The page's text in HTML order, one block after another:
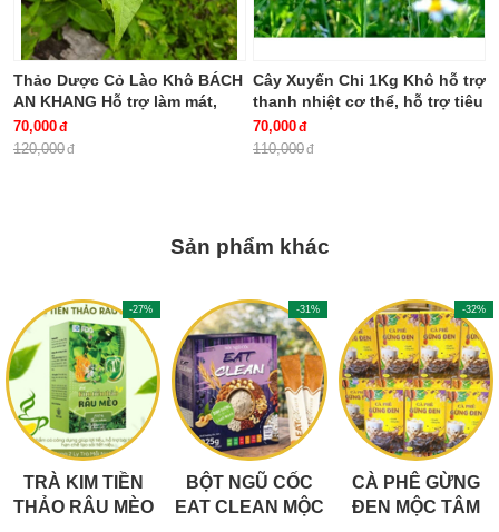
Thảo Dược Cỏ Lào Khô BÁCH
AN KHANG Hỗ trợ làm mát,
giảm viêm, hỗ trợ tiêu hóa
70,000
120,000
Cây Xuyến Chi 1Kg Khô hỗ trợ
thanh nhiệt cơ thể, hỗ trợ tiêu
hóa BÁCH AN KHANG
70,000
110,000
Sản phẩm khác
-27%
TRÀ KIM TIỀN
THẢO RÂU MÈO
-31%
BỘT NGŨ CỐC
EAT CLEAN MỘC
-32%
CÀ PHÊ GỪNG
ĐEN MỘC TÂM